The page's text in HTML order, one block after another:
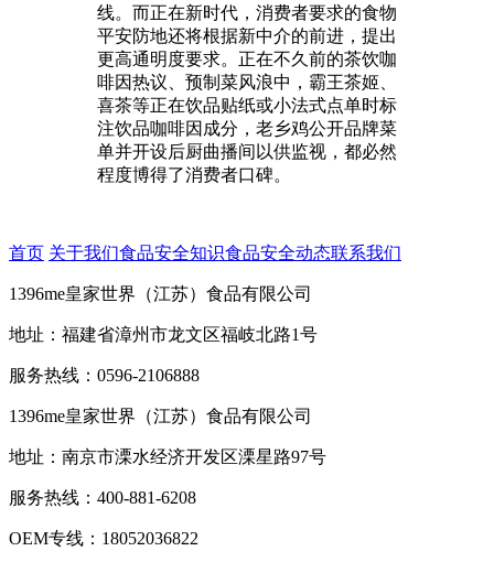
线。而正在新时代，消费者要求的食物
平安防地还将根据新中介的前进，提出
更高通明度要求。正在不久前的茶饮咖
啡因热议、预制菜风浪中，霸王茶姬、
喜茶等正在饮品贴纸或小法式点单时标
注饮品咖啡因成分，老乡鸡公开品牌菜
单并开设后厨曲播间以供监视，都必然
程度博得了消费者口碑。
首页 关于我们食品安全知识食品安全动态联系我们
1396me皇家世界（江苏）食品有限公司
地址：福建省漳州市龙文区福岐北路1号
服务热线：0596-2106888
1396me皇家世界（江苏）食品有限公司
地址：南京市溧水经济开发区溧星路97号
服务热线：400-881-6208
OEM专线：18052036822